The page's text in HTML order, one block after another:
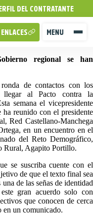
DEL CONTRATANTE
MENU
ENLACES
regional se han
de contactos con los
llegar al Pacto contra la
semana el vicepresidente
reunido con el presidente
Red Castellano-Manchega
en un encuentro en el
del Reto Demográfico,
Rural, Agapito Portillo.
se suscriba cuente con el
de que el texto final sea
de las señas de identidad
gran acuerdo solo con
que conocen de cerca
en un comunicado.